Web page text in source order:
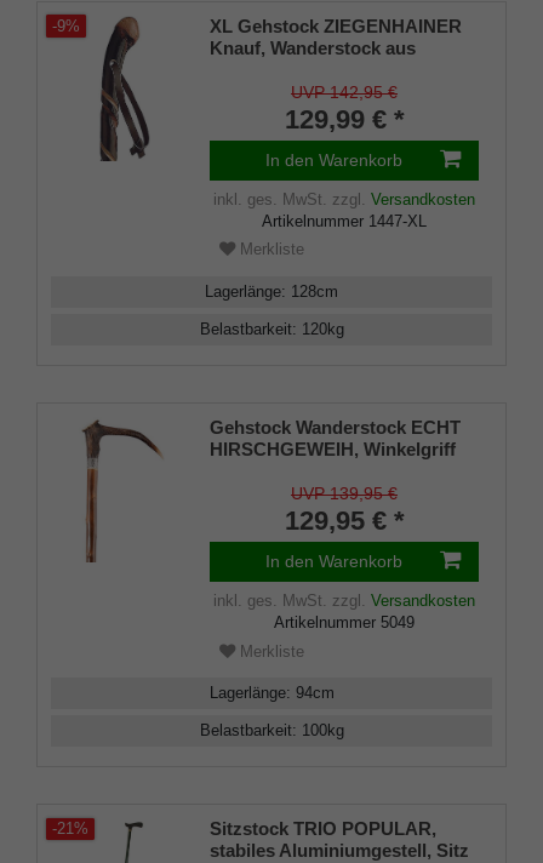
-9%
XL Gehstock ZIEGENHAINER
Knauf, Wanderstock aus
doppelt gedrehte
Schmuckfräsung, inklusiv
Metall-Rundkappe als
Abschluss.
UVP 142,95 €
129,99 € *
In den Warenkorb
inkl. ges. MwSt. zzgl. Versandkosten
Artikelnummer 1447-XL
Merkliste
Lagerlänge: 128cm
Belastbarkeit: 120kg
Gehstock Wanderstock ECHT
HIRSCHGEWEIH, Winkelgriff
aufgesetzt auf einen Stock aus
geflammtem Kastanienholz mit
Dekorband, inklusiv
Bergstockspitze aus Metall als
Abschluß.
UVP 139,95 €
129,95 € *
In den Warenkorb
inkl. ges. MwSt. zzgl. Versandkosten
Artikelnummer 5049
Merkliste
Lagerlänge: 94cm
Belastbarkeit: 100kg
-21%
Sitzstock TRIO POPULAR,
stabiles Aluminiumgestell, Sitz